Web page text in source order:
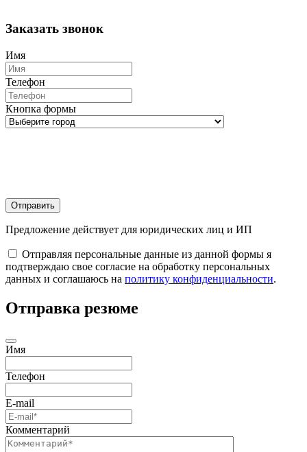
Заказать звонок
Имя
Телефон
Кнопка формы
Отправить
Предложение действует для юридических лиц и ИП
Отправляя персональные данные из данной формы я
подтверждаю свое согласие на обработку персональных
данных и соглашаюсь на политику конфиденциальности.
Отправка резюме
Имя
Телефон
E-mail
Комментарий